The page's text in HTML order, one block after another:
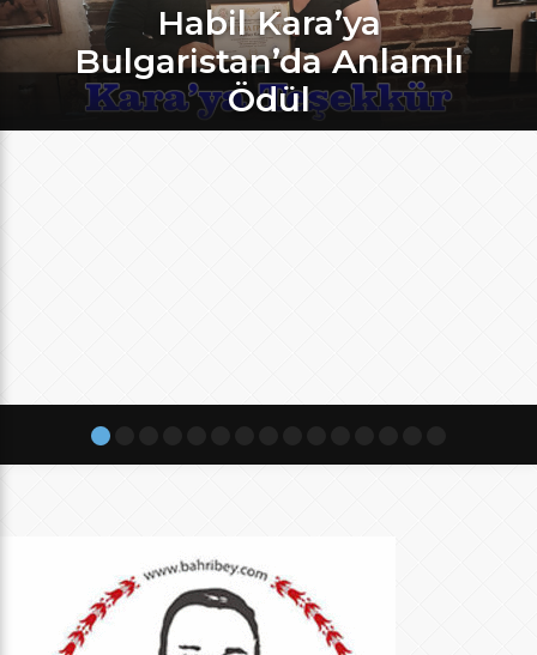
Habil Kara’ya
Bulgaristan’da Anlamlı
Ödül